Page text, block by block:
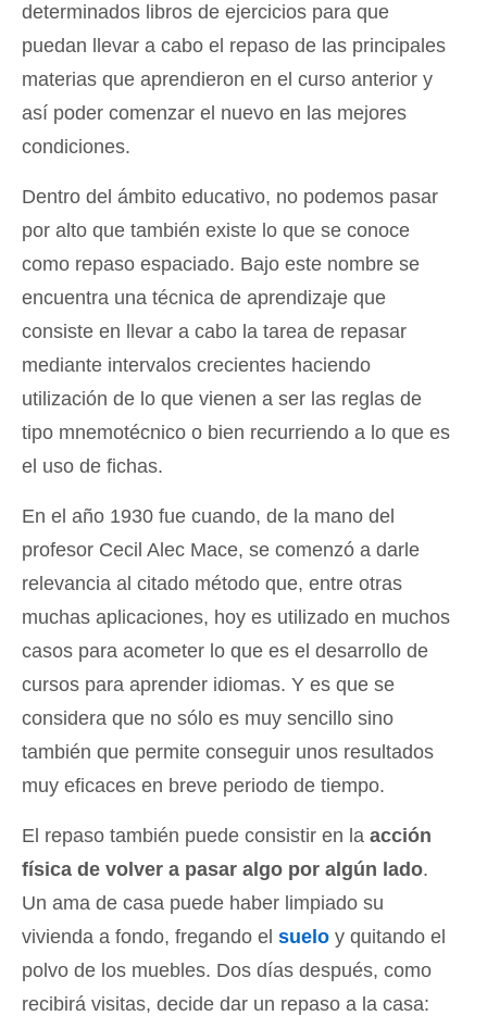
determinados libros de ejercicios para que
puedan llevar a cabo el repaso de las principales
materias que aprendieron en el curso anterior y
así poder comenzar el nuevo en las mejores
condiciones.
Dentro del ámbito educativo, no podemos pasar
por alto que también existe lo que se conoce
como repaso espaciado. Bajo este nombre se
encuentra una técnica de aprendizaje que
consiste en llevar a cabo la tarea de repasar
mediante intervalos crecientes haciendo
utilización de lo que vienen a ser las reglas de
tipo mnemotécnico o bien recurriendo a lo que es
el uso de fichas.
En el año 1930 fue cuando, de la mano del
profesor Cecil Alec Mace, se comenzó a darle
relevancia al citado método que, entre otras
muchas aplicaciones, hoy es utilizado en muchos
casos para acometer lo que es el desarrollo de
cursos para aprender idiomas. Y es que se
considera que no sólo es muy sencillo sino
también que permite conseguir unos resultados
muy eficaces en breve periodo de tiempo.
El repaso también puede consistir en la acción
física de volver a pasar algo por algún lado.
Un ama de casa puede haber limpiado su
vivienda a fondo, fregando el suelo y quitando el
polvo de los muebles. Dos días después, como
recibirá visitas, decide dar un repaso a la casa: